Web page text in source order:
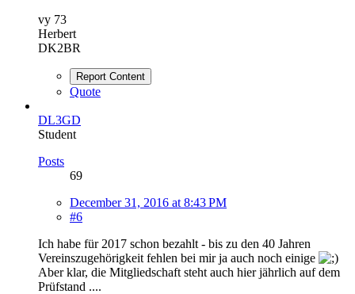
vy 73
Herbert
DK2BR
Report Content
Quote
DL3GD
Student
Posts
69
December 31, 2016 at 8:43 PM
#6
Ich habe für 2017 schon bezahlt - bis zu den 40 Jahren
Vereinszugehörigkeit fehlen bei mir ja auch noch einige
Aber klar, die Mitgliedschaft steht auch hier jährlich auf dem
Prüfstand ....